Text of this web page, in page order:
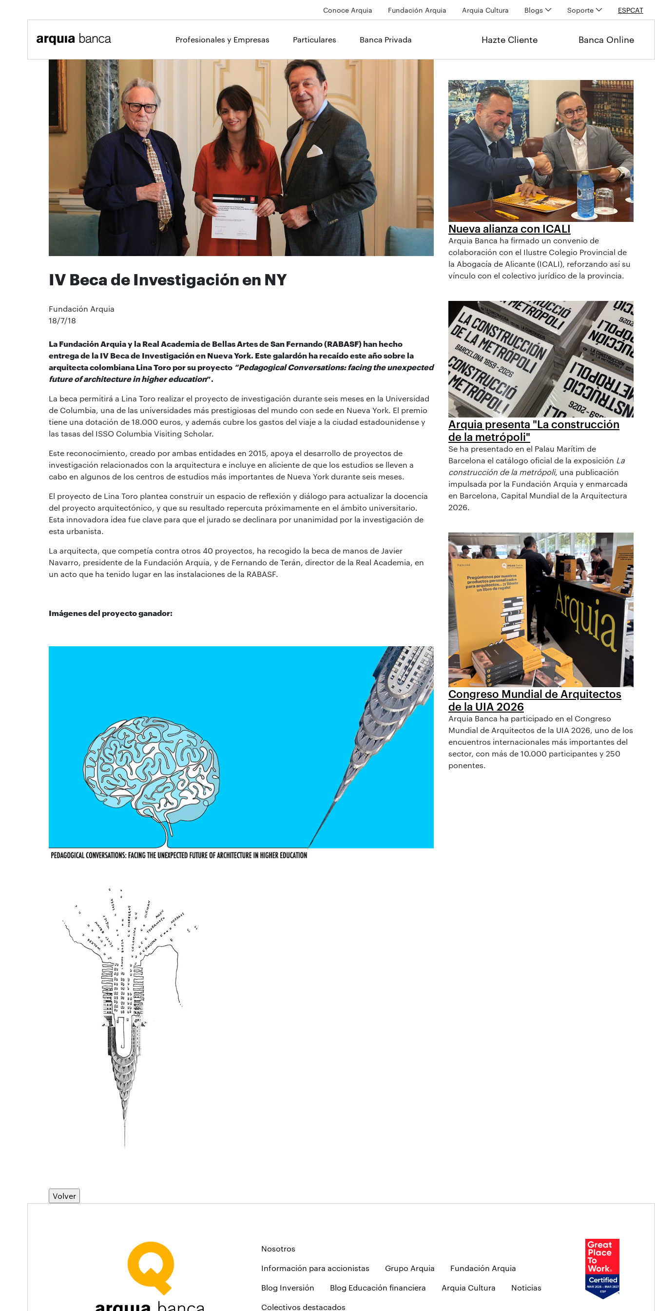
Conoce Arquia Fundación Arquia Arquia Cultura Blogs Soporte ESPCAT
Profesionales y Empresas Particulares Banca Privada Hazte Cliente Banca Online
IV Beca de Investigación en NY
Fundación Arquia
18/7/18
La Fundación Arquia y la Real Academia de Bellas Artes de San Fernando (RABASF) han hecho
entrega de la IV Beca de Investigación en Nueva York. Este galardón ha recaído este año sobre la
arquitecta colombiana Lina Toro por su proyecto “Pedagogical Conversations: facing the unexpected
future of architecture in higher education”.
La beca permitirá a Lina Toro realizar el proyecto de investigación durante seis meses en la Universidad
de Columbia, una de las universidades más prestigiosas del mundo con sede en Nueva York. El premio
tiene una dotación de 18.000 euros, y además cubre los gastos del viaje a la ciudad estadounidense y
las tasas del ISSO Columbia Visiting Scholar.
Este reconocimiento, creado por ambas entidades en 2015, apoya el desarrollo de proyectos de
investigación relacionados con la arquitectura e incluye en aliciente de que los estudios se lleven a
cabo en algunos de los centros de estudios más importantes de Nueva York durante seis meses.
El proyecto de Lina Toro plantea construir un espacio de reflexión y diálogo para actualizar la docencia
del proyecto arquitectónico, y que su resultado repercuta próximamente en el ámbito universitario.
Esta innovadora idea fue clave para que el jurado se declinara por unanimidad por la investigación de
esta urbanista.
La arquitecta, que competía contra otros 40 proyectos, ha recogido la beca de manos de Javier
Navarro, presidente de la Fundación Arquia, y de Fernando de Terán, director de la Real Academia, en
un acto que ha tenido lugar en las instalaciones de la RABASF.
Imágenes del proyecto ganador:
Volver
Nueva alianza con ICALI
Arquia Banca ha firmado un convenio de
colaboración con el Ilustre Colegio Provincial de
la Abogacía de Alicante (ICALI), reforzando así su
vínculo con el colectivo jurídico de la provincia.
Arquia presenta "La construcción
de la metrópoli"
Se ha presentado en el Palau Marítim de
Barcelona el catálogo oficial de la exposición La
construcción de la metrópoli, una publicación
impulsada por la Fundación Arquia y enmarcada
en Barcelona, Capital Mundial de la Arquitectura
2026.
Congreso Mundial de Arquitectos
de la UIA 2026
Arquia Banca ha participado en el Congreso
Mundial de Arquitectos de la UIA 2026, uno de los
encuentros internacionales más importantes del
sector, con más de 10.000 participantes y 250
ponentes.
Nosotros
Información para accionistas Grupo Arquia Fundación Arquia
Blog Inversión Blog Educación financiera Arquia Cultura Noticias
Colectivos destacados